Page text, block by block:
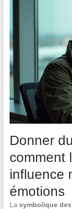
Donner
comment
influence
émotions
La symbolique